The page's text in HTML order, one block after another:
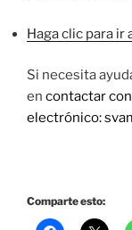
Haga clic para ir
Si necesita
en contactar
electrónico:
Comparte esto: